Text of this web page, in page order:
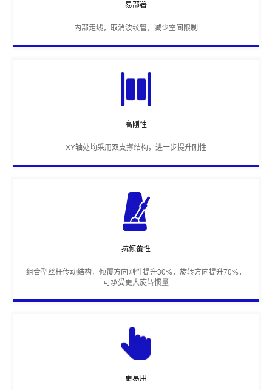
易部署
内部走线，取消波纹管，减少空间限制
高刚性
XY轴处均采用双支撑结构，进一步提升刚性
抗倾覆性
组合型丝杆传动结构，倾覆方向刚性提升30%，旋转方向提升70%，
可承受更大旋转惯量
更易用